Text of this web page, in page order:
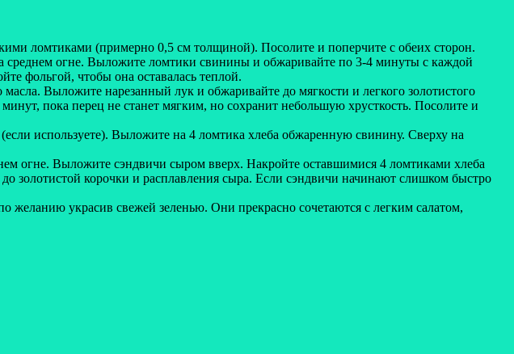
ломтиками (примерно 0,5 см толщиной). Посолите и поперчите с обеих сторон.
среднем огне. Выложите ломтики свинины и обжаривайте по 3-4 минуты с каждой
фольгой, чтобы она оставалась теплой.
Выложите нарезанный лук и обжаривайте до мягкости и легкого золотистого
пока перец не станет мягким, но сохранит небольшую хрусткость. Посолите и
используете). Выложите на 4 ломтика хлеба обжаренную свинину. Сверху на
огне. Выложите сэндвичи сыром вверх. Накройте оставшимися 4 ломтиками хлеба
золотистой корочки и расплавления сыра. Если сэндвичи начинают слишком быстро
желанию украсив свежей зеленью. Они прекрасно сочетаются с легким салатом,